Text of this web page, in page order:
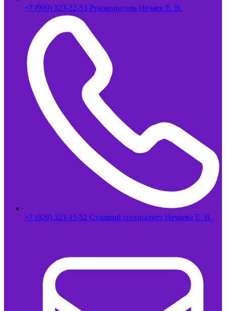
+7 (999) 323-22-53 Руководитель Нечаев Е. В.
+7 (929) 323-15-52 Старший специалист Нечаева Е. В.